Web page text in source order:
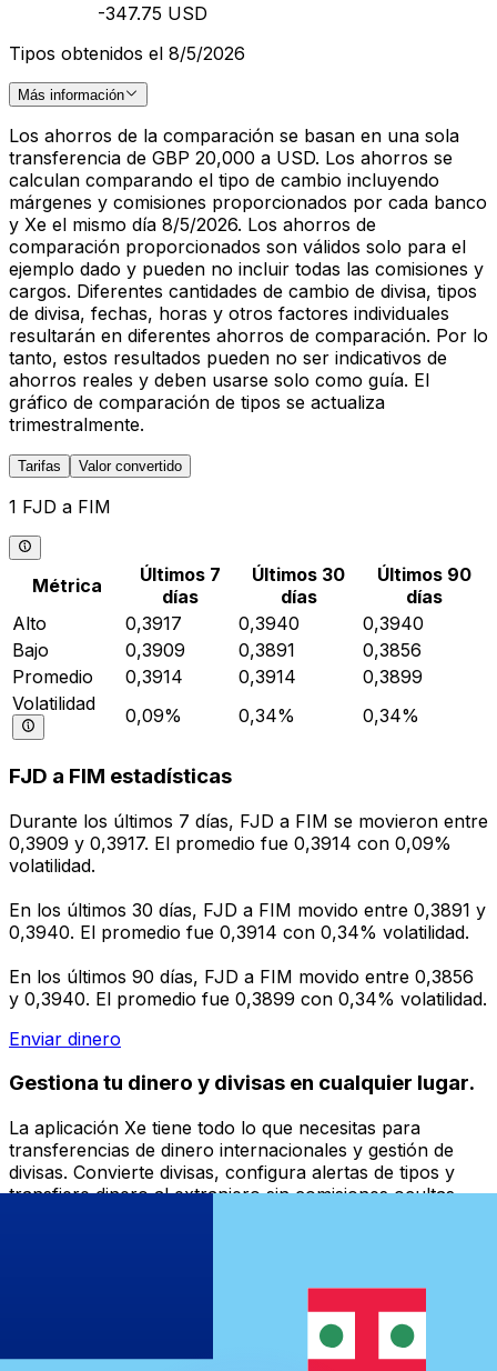
-347.75 USD
Tipos obtenidos el 8/5/2026
Más información
Los ahorros de la comparación se basan en una sola
transferencia de GBP 20,000 a USD. Los ahorros se
calculan comparando el tipo de cambio incluyendo
márgenes y comisiones proporcionados por cada banco
y Xe el mismo día 8/5/2026. Los ahorros de
comparación proporcionados son válidos solo para el
ejemplo dado y pueden no incluir todas las comisiones y
cargos. Diferentes cantidades de cambio de divisa, tipos
de divisa, fechas, horas y otros factores individuales
resultarán en diferentes ahorros de comparación. Por lo
tanto, estos resultados pueden no ser indicativos de
ahorros reales y deben usarse solo como guía. El
gráfico de comparación de tipos se actualiza
trimestralmente.
Tarifas Valor convertido
1 FJD a FIM
Métrica
Últimos 7
días
Últimos 30
días
Últimos 90
días
Alto
0,3917 0,3940
0,3940
Bajo
0,3909 0,3891
0,3856
Promedio
0,3914 0,3914
0,3899
Volatilidad
0,09% 0,34% 0,34%
FJD a FIM estadísticas
Durante los últimos 7 días, FJD a FIM se movieron entre
0,3909 y 0,3917. El promedio fue 0,3914 con 0,09%
volatilidad.
En los últimos 30 días, FJD a FIM movido entre 0,3891 y
0,3940. El promedio fue 0,3914 con 0,34% volatilidad.
En los últimos 90 días, FJD a FIM movido entre 0,3856
y 0,3940. El promedio fue 0,3899 con 0,34% volatilidad.
Enviar dinero
Gestiona tu dinero y divisas en cualquier lugar.
La aplicación Xe tiene todo lo que necesitas para
transferencias de dinero internacionales y gestión de
divisas. Convierte divisas, configura alertas de tipos y
transfiere dinero al extranjero sin comisiones ocultas.